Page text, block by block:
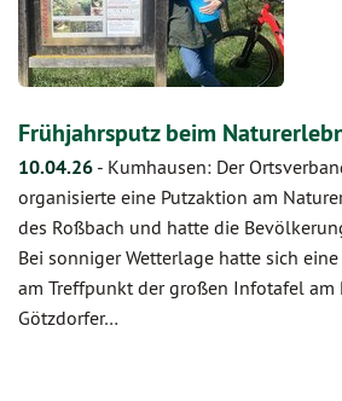
Frühjahrsputz beim
10.04.26 - Kumhausen: Der
organisierte eine Putzaktion am
des Roßbach und hatte die
Bei sonniger Wetterlage hatte sich
am Treffpunkt der großen Infotafel am
Götzdorfer…